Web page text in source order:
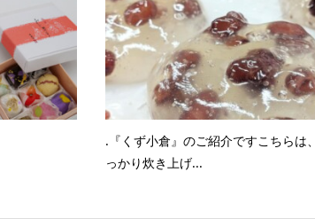
.『くず小倉』のご紹介ですこちらは
っかり炊き上げ...